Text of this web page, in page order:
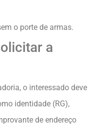
o porte de armas.
a
o interessado deve
identidade (RG),
de endereço